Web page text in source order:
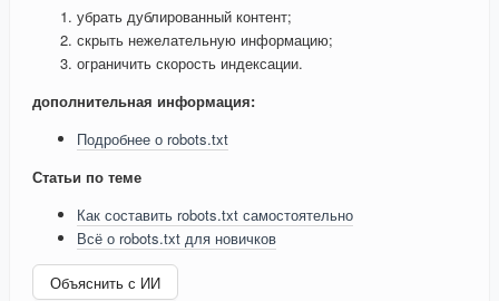
убрать дублированный контент;
скрыть нежелательную информацию;
ограничить скорость индексации.
дополнительная информация:
Подробнее о robots.txt
Статьи по теме
Как составить robots.txt самостоятельно
Всё о robots.txt для новичков
Объяснить с ИИ